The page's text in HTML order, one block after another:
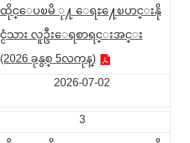
ထိုင္ေပၿမိ ု႔ ေရႊ႔ေၿပာင္းနို
င္ငံသား လူဦးေရစာရင္းအင္း
(2026 ခုနွစ္ 5လကုန္)
2026-07-02
3